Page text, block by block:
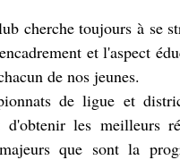
cherche toujours à se
et l'aspect
de nos jeunes.
de ligue et
les meilleurs
que sont la